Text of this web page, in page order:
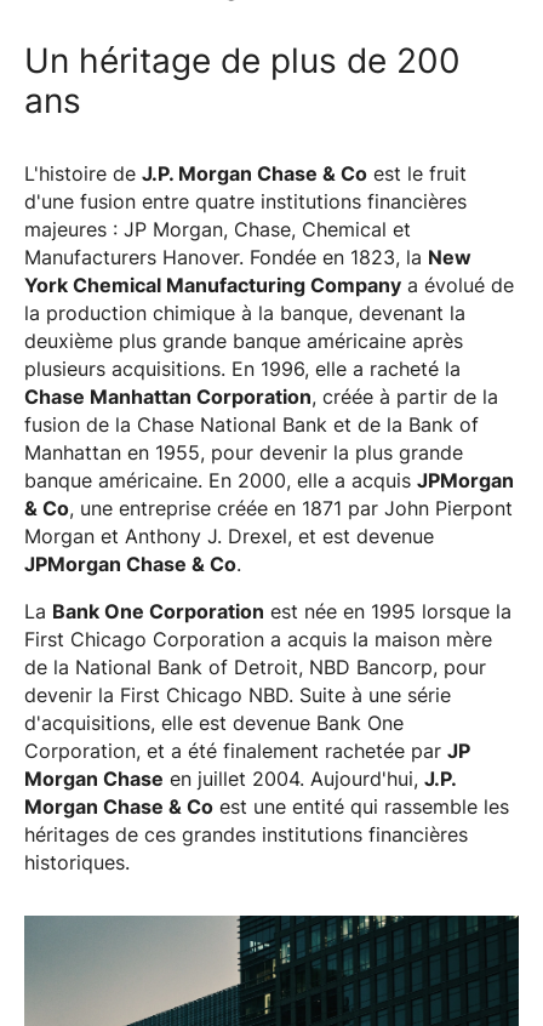
Un héritage de plus de 200
ans
L'histoire de J.P. Morgan Chase & Coest le fruit
d'une fusion entre quatre institutions financières
majeures : JP Morgan, Chase, Chemical et
Manufacturers Hanover. Fondée en 1823, la New
York Chemical Manufacturing Companya évolué de
la production chimique à la banque, devenant la
deuxième plus grande banque américaine après
plusieurs acquisitions. En 1996, elle a racheté la
Chase Manhattan Corporation, créée à partir de la
fusion de la Chase National Bank et de la Bank of
Manhattan en 1955, pour devenir la plus grande
banque américaine. En 2000, elle a acquis JPMorgan
& Co, une entreprise créée en 1871 par John Pierpont
Morgan et Anthony J. Drexel, et est devenue
JPMorgan Chase & Co.
La Bank One Corporation est née en 1995 lorsque la
First Chicago Corporation a acquis la maison mère
de la National Bank of Detroit, NBD Bancorp, pour
devenir la First Chicago NBD. Suite à une série
d'acquisitions, elle est devenue Bank One
Corporation, et a été finalement rachetée par JP
Morgan Chase en juillet 2004. Aujourd'hui, J.P.
Morgan Chase & Coest une entité qui rassemble les
héritages de ces grandes institutions financières
historiques.